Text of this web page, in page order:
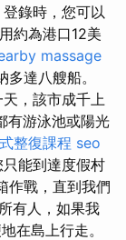
錄時，您可以
約為港口12美
massage
達八艘船。
，該市成千上
有游泳池或陽光
整復課程 seo
能到達度假村
作戰，直到我們
有人，如果我
在島上行走。